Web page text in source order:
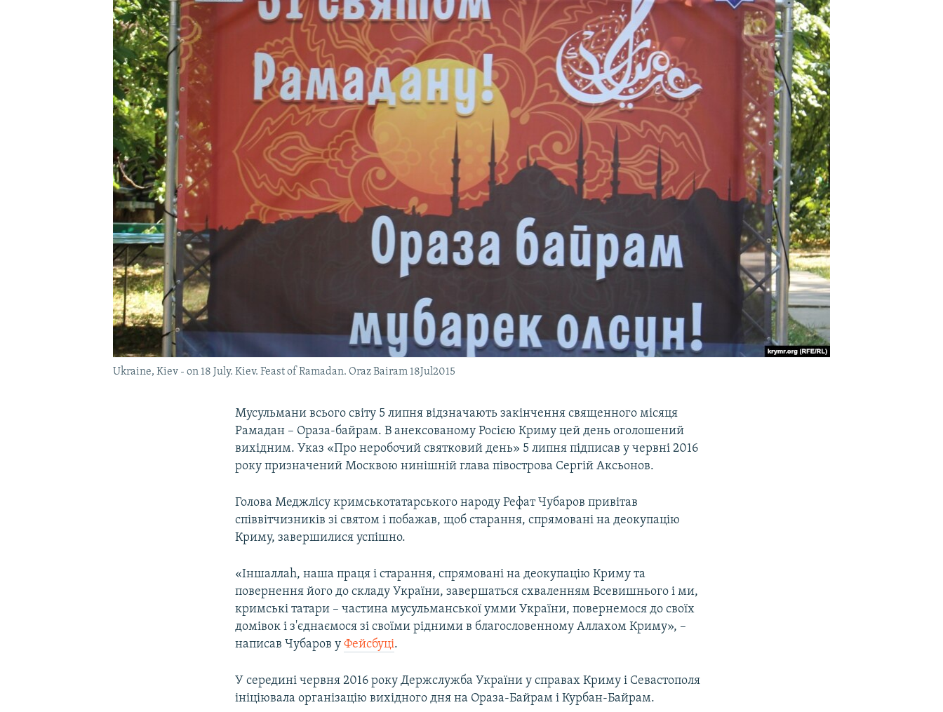
УКРАЇНСЬКА ПРОБЛЕМА КРИМУ
Ukraine, Kiev - on 18 July. Kiev. Feast of Ramadan. Oraz Bairam 18Jul2015
Мусульмани всього світу 5 липня відзначають закінчення священного місяця
Рамадан – Ораза-байрам. В анексованому Росією Криму цей день оголошений
вихідним. Указ «Про неробочий святковий день» 5 липня підписав у червні 2016
року призначений Москвою нинішній глава півострова Сергій Аксьонов.
Голова Меджлісу кримськотатарського народу Рефат Чубаров привітав
співвітчизників зі святом і побажав, щоб старання, спрямовані на деокупацію
Криму, завершилися успішно.
«Іншаллаh, наша праця і старання, спрямовані на деокупацію Криму та
повернення його до складу України, завершаться схваленням Всевишнього і ми,
кримські татари – частина мусульманської умми України, повернемося до своїх
домівок і з'єднаємося зі своїми рідними в благословенному Аллахом Криму», –
написав Чубаров уФейсбуці.
У середині червня 2016 року Держслужба України у справах Криму і Севастополя
ініціювала організацію вихідного дня на Ораза-Байрам і Курбан-Байрам.